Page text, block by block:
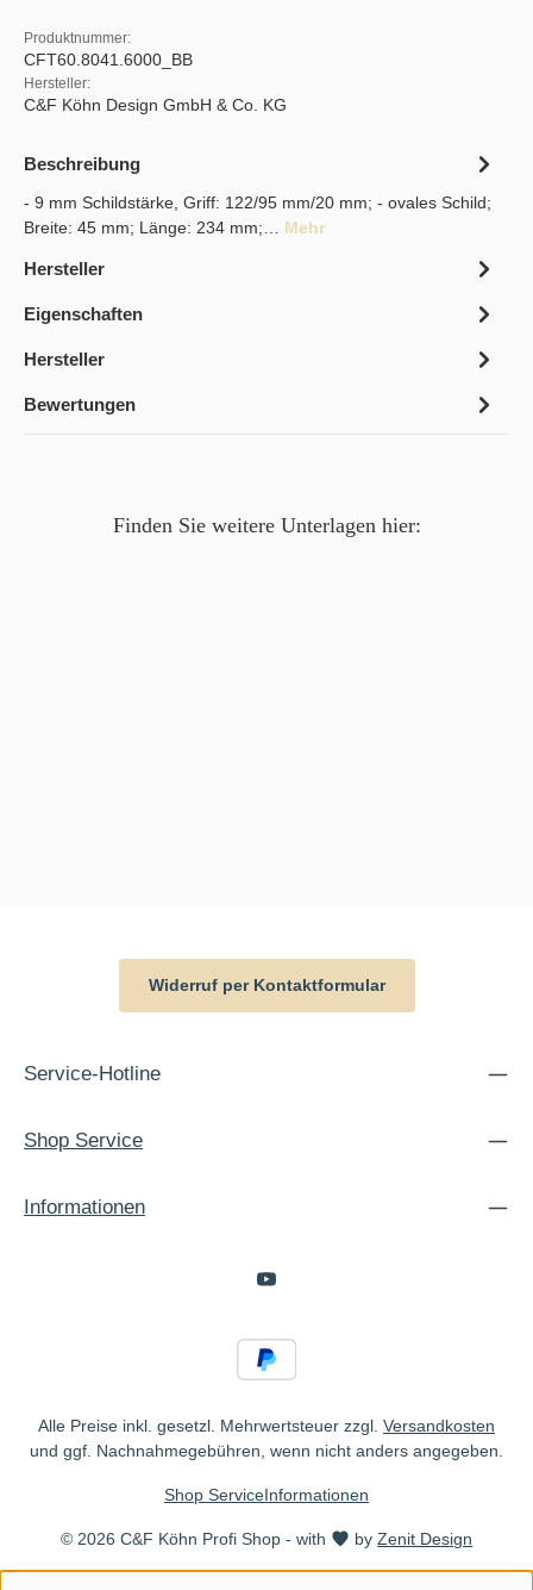
Produktnummer:
CFT60.8041.6000_BB
Hersteller:
C&F Köhn Design GmbH & Co. KG
Beschreibung
- 9 mm Schildstärke, Griff: 122/95 mm/20 mm; - ovales Schild;
Breite: 45 mm; Länge: 234 mm;… Mehr
Hersteller
Eigenschaften
Hersteller
Bewertungen
Finden Sie weitere Unterlagen hier:
Widerruf per Kontaktformular
Service-Hotline
Shop Service
Informationen
Alle Preise inkl. gesetzl. Mehrwertsteuer zzgl. Versandkosten
und ggf. Nachnahmegebühren, wenn nicht anders angegeben.
© 2026 C&F Köhn Profi Shop - with byZenit Design
Shop ServiceInformationen